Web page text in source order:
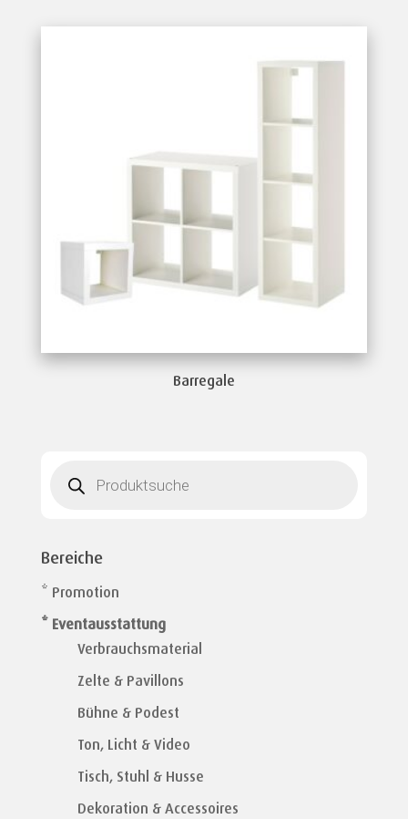
Barregale
search
Bereiche
* Promotion
* Eventausstattung
Verbrauchsmaterial
Zelte & Pavillons
Bühne & Podest
Ton, Licht & Video
Tisch, Stuhl & Husse
Dekoration & Accessoires